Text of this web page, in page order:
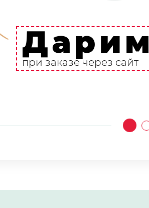
Дарим
при заказе через сайт